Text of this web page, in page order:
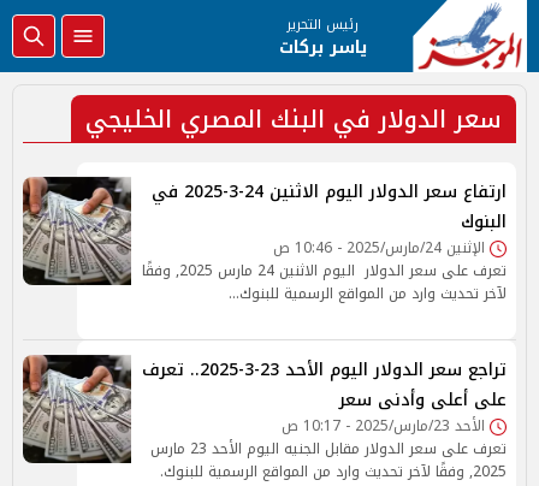
رئيس التحرير
ياسر بركات
سعر الدولار في البنك المصري الخليجي
ارتفاع سعر الدولار اليوم الاثنين 24-3-2025 في
البنوك
الإثنين 24/مارس/2025 - 10:46 ص
تعرف على سعر الدولار اليوم الاثنين 24 مارس 2025, وفقًا
لآخر تحديث وارد من المواقع الرسمية للبنوك...
تراجع سعر الدولار اليوم الأحد 23-3-2025.. تعرف
على أعلى وأدنى سعر
الأحد 23/مارس/2025 - 10:17 ص
تعرف على سعر الدولار مقابل الجنيه اليوم الأحد 23 مارس
2025, وفقًا لآخر تحديث وارد من المواقع الرسمية للبنوك.